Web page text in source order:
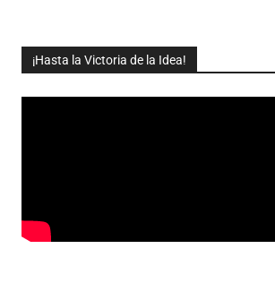
¡Hasta la Victoria de la Idea!